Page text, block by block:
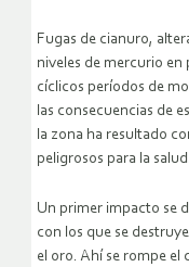
Fugas de cianuro,
niveles de mercurio en
cíclicos períodos de
las consecuencias de
la zona ha resultado
peligrosos para la salud.
Un primer impacto se
con los que se
el oro. Ahí se rompe el